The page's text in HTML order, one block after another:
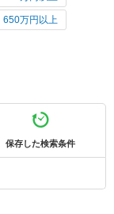
650万円以上
保存した検索条件